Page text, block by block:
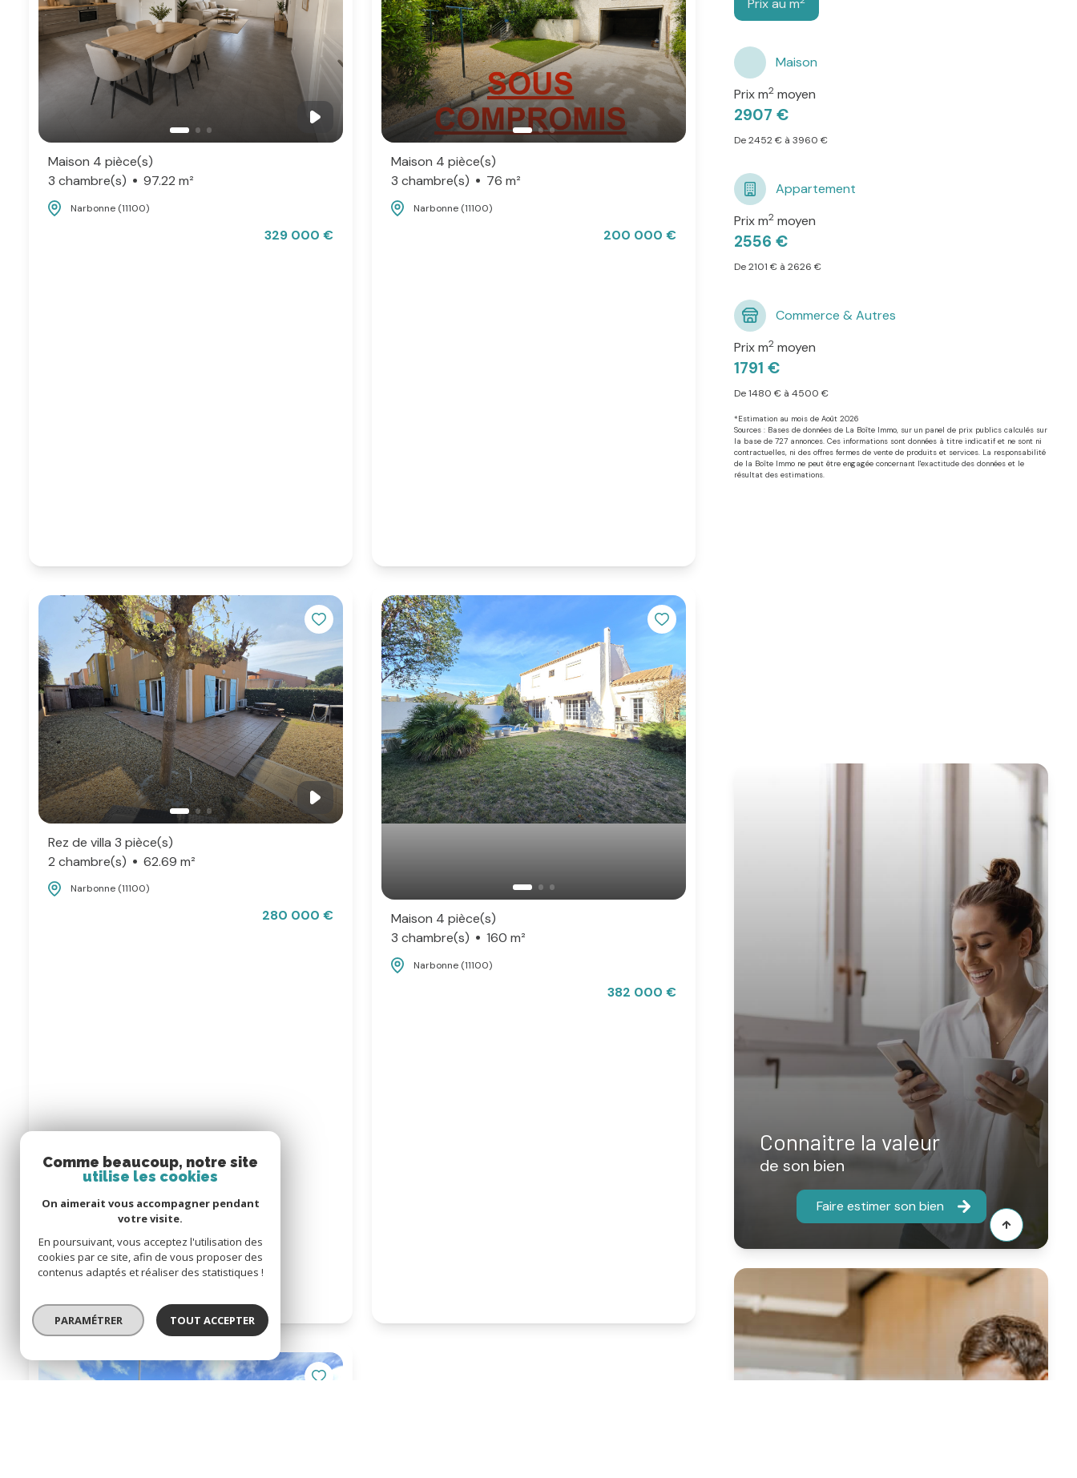
Maison 4 pièce(s)
3 chambre(s)
97.22 m²
Narbonne (11100)
329 000 €
Maison 4 pièce(s)
3 chambre(s)
76 m²
Narbonne (11100)
200 000 €
Rez de villa 3 pièce(s)
2 chambre(s)
62.69 m²
Narbonne (11100)
280 000 €
Maison 4 pièce(s)
3 chambre(s)
160 m²
Narbonne (11100)
382 000 €
Prix au m
Maison
Prix m2 moyen
2907 €
De 2452 € à 3960 €
Appartement
Prix m2 moyen
2556 €
De 2101 € à 2626 €
Commerce & Autres
Prix m2 moyen
1791 €
De 1480 € à 4500 €
*Estimation au mois de Août 2026
Sources : Bases de données de La Boîte Immo, sur un panel de prix publics calculés sur
la base de 727 annonces. Ces informations sont données à titre indicatif et ne sont ni
contractuelles, ni des offres fermes de vente de produits et services. La responsabilité
de la Boîte Immo ne peut être engagée concernant l'exactitude des données et le
résultat des estimations.
Connaitre la valeur
de son bien
Faire estimer son bien
Comme beaucoup, notre site
utilise les cookies
On aimerait vous accompagner pendant
votre visite.
En poursuivant, vous acceptez l'utilisation des
cookies par ce site, afin de vous proposer des
contenus adaptés et réaliser des statistiques !
PARAMÉTRER TOUT ACCEPTER